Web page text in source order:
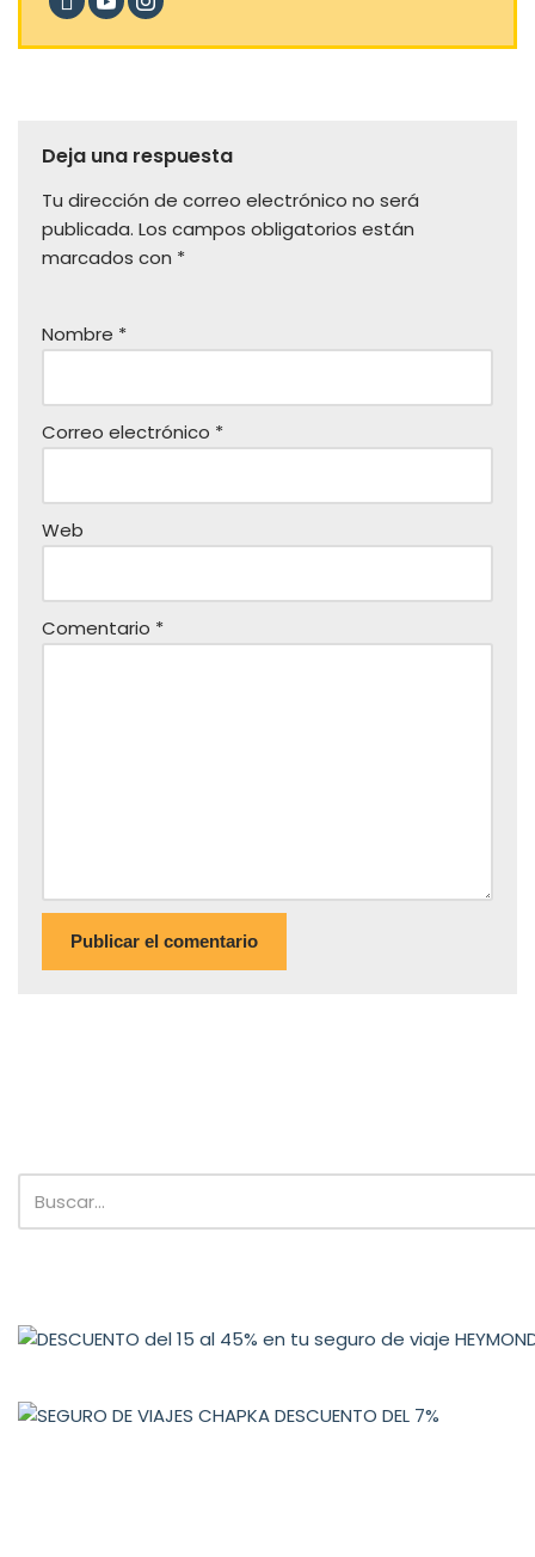
Deja una respuesta
Tu dirección de correo electrónico no será
publicada. Los campos obligatorios están
marcados con *
Nombre *
Correo electrónico *
Web
Comentario *